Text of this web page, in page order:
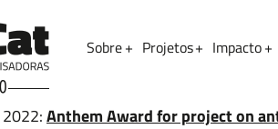
Sobre Projetos Impacto
Anthem Award for project on
Sobrenome